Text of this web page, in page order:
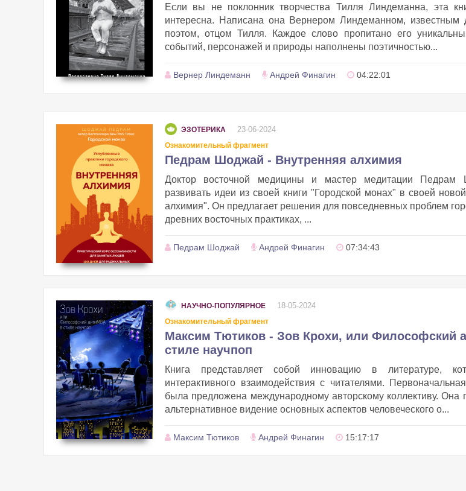
Если вы не поклонник творчества Тилля Линдеманна, эта
интересна. Написана она Вернером Линдеманном, известным
поэтом, отцом Тилля. Каждое слово пропитано его
событий, персонажей и природы наполнены поэтичностью...
Вернер Линдеманн Андрей Финагин 04:22:01
ЭЗОТЕРИКА 23-06-2024
Ознакомительный фрагмент
Педрам Шоджай - Внутренняя алхимия
Доктор восточной медицины и мастер медитации Педрам
развивать идеи из своей книги "Городской монах" в своей
алхимия". Он предлагает решения для повседневных проблем
древних восточных практиках, ...
Педрам Шоджай Андрей Финагин 07:34:43
НАУЧНО-ПОПУЛЯРНОЕ 18-05-2024
Ознакомительный фрагмент
Максим Тютиков - Зов Крохи, или Философский
стиле научпоп
Книга представляет собой инновацию в литературе,
интерактивного взаимодействия с читателями.
была предложена международному авторскому коллективу. Она
альтернативное видение основных аспектов человеческого о...
Максим Тютиков Андрей Финагин 15:17:17